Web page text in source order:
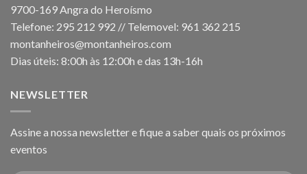
9700-169 Angra do Heroísmo
Telefone: 295 212 992 // Telemovel: 961 362 215
montanheiros@montanheiros.com
Dias úteis: 8:00h às 12:00h e das 13h-16h
NEWSLETTER
Assine a nossa newsletter e fique a saber quais os próximos
eventos